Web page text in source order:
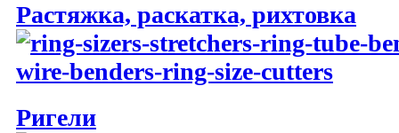
Растяжка, раскатка, рихтовка
Ригели